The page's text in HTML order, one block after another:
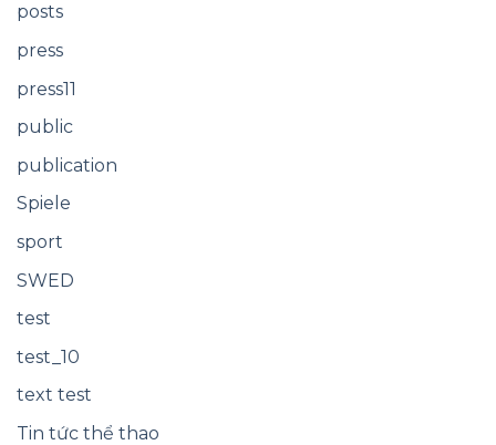
posts
press
press11
public
publication
Spiele
sport
SWED
test
test_10
text test
Tin tức thể thao